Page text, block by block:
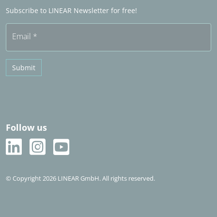
Subscribe to LINEAR Newsletter for free!
Email *
Submit
Follow us
© Copyright 2026 LINEAR GmbH. All rights reserved.